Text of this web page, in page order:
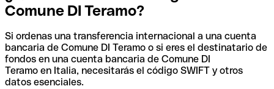
Comune DI Teramo?
Si ordenas una transferencia internacional a una cuenta
bancaria de Comune DI Teramo o si eres el destinatario de
fondos en una cuenta bancaria de Comune DI
Teramo en Italia, necesitarás el código SWIFT y otros
datos esenciales.